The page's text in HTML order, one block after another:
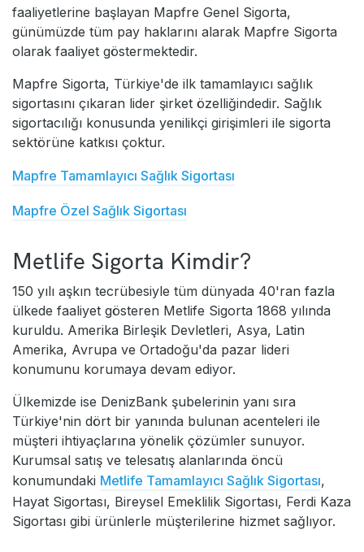
faaliyetlerine başlayan Mapfre Genel Sigorta,
günümüzde tüm pay haklarını alarak Mapfre Sigorta
olarak faaliyet göstermektedir.
Mapfre Sigorta, Türkiye'de ilk tamamlayıcı sağlık
sigortasını çıkaran lider şirket özelliğindedir. Sağlık
sigortacılığı konusunda yenilikçi girişimleri ile sigorta
sektörüne katkısı çoktur.
Mapfre Tamamlayıcı Sağlık Sigortası
Mapfre Özel Sağlık Sigortası
Metlife Sigorta Kimdir?
150 yılı aşkın tecrübesiyle tüm dünyada 40'ran fazla
ülkede faaliyet gösteren Metlife Sigorta 1868 yılında
kuruldu. Amerika Birleşik Devletleri, Asya, Latin
Amerika, Avrupa ve Ortadoğu'da pazar lideri
konumunu korumaya devam ediyor.
Ülkemizde ise DenizBank şubelerinin yanı sıra
Türkiye'nin dört bir yanında bulunan acenteleri ile
müşteri ihtiyaçlarına yönelik çözümler sunuyor.
Kurumsal satış ve telesatış alanlarında öncü
konumundaki Metlife Tamamlayıcı Sağlık Sigortası,
Hayat Sigortası, Bireysel Emeklilik Sigortası, Ferdi Kaza
Sigortası gibi ürünlerle müşterilerine hizmet sağlıyor.